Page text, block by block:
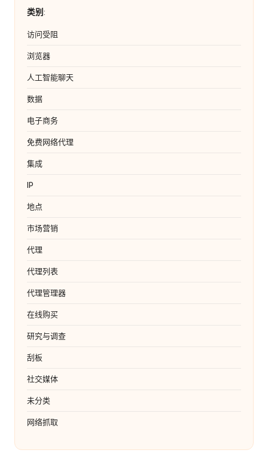
类别 :
访问受阻
浏览器
人工智能聊天
数据
电子商务
免费网络代理
集成
IP
地点
市场营销
代理
代理列表
代理管理器
在线购买
研究与调查
刮板
社交媒体
未分类
网络抓取